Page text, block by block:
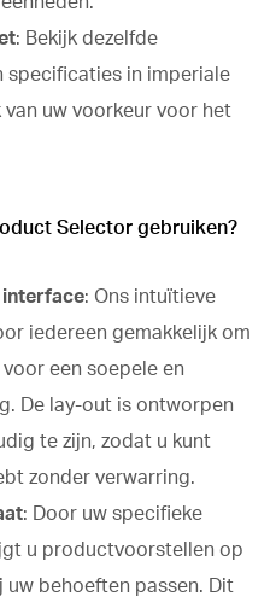
: Bekijk dezelfde
specificaties in imperiale
uw voorkeur voor het
Selector gebruiken?
: Ons intuïtieve
iedereen gemakkelijk om
een soepele en
De lay-out is ontworpen
te zijn, zodat u kunt
zonder verwarring.
: Door uw specifieke
u productvoorstellen op
behoeften passen. Dit